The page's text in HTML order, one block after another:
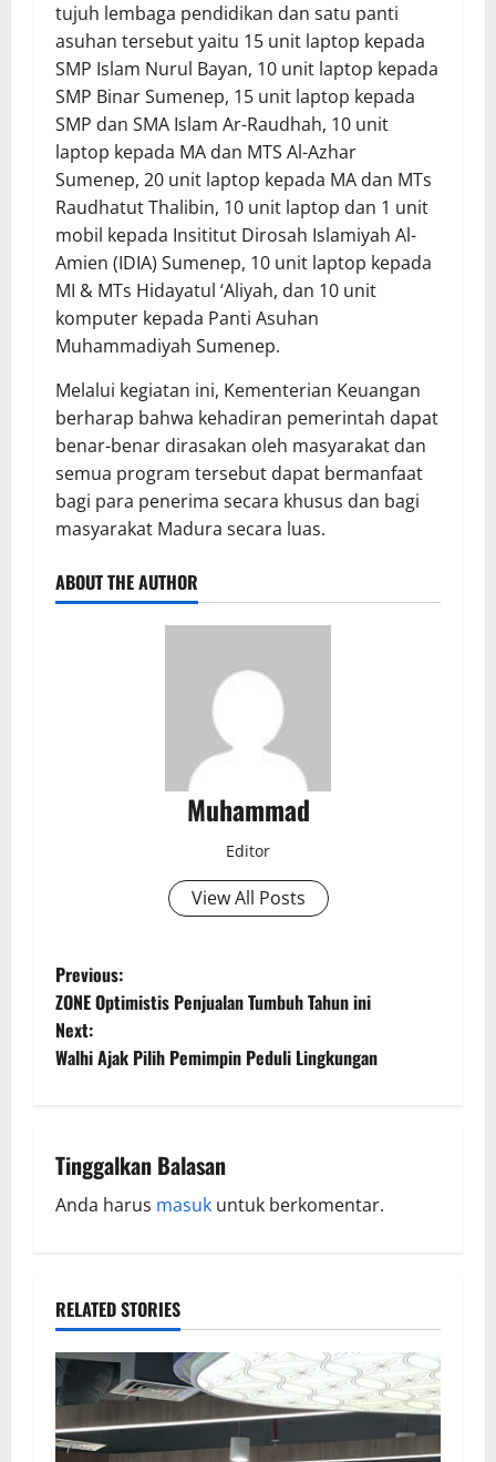
tujuh lembaga pendidikan dan satu panti
asuhan tersebut yaitu 15 unit laptop kepada
SMP Islam Nurul Bayan, 10 unit laptop kepada
SMP Binar Sumenep, 15 unit laptop kepada
SMP dan SMA Islam Ar-Raudhah, 10 unit
laptop kepada MA dan MTS Al-Azhar
Sumenep, 20 unit laptop kepada MA dan MTs
Raudhatut Thalibin, 10 unit laptop dan 1 unit
mobil kepada Insititut Dirosah Islamiyah Al-
Amien (IDIA) Sumenep, 10 unit laptop kepada
MI & MTs Hidayatul ‘Aliyah, dan 10 unit
komputer kepada Panti Asuhan
Muhammadiyah Sumenep.
Melalui kegiatan ini, Kementerian Keuangan
berharap bahwa kehadiran pemerintah dapat
benar-benar dirasakan oleh masyarakat dan
semua program tersebut dapat bermanfaat
bagi para penerima secara khusus dan bagi
masyarakat Madura secara luas.
ABOUT THE AUTHOR
Muhammad
Editor
View All Posts
Previous:
ZONE Optimistis Penjualan Tumbuh Tahun ini
Next:
Walhi Ajak Pilih Pemimpin Peduli Lingkungan
Tinggalkan Balasan
Anda harus masuk untuk berkomentar.
RELATED STORIES